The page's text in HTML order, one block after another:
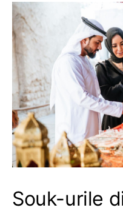
Souk-urile